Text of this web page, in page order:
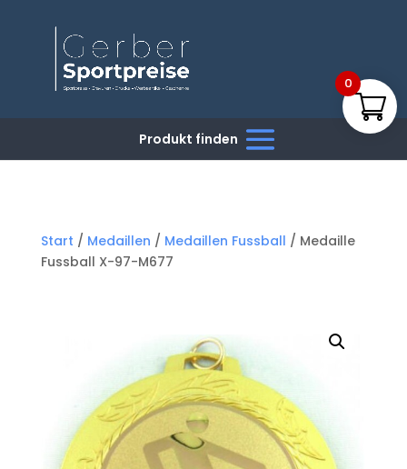
Start / Medaillen / Medaillen Fussball / Medaille
Fussball X-97-M677
0